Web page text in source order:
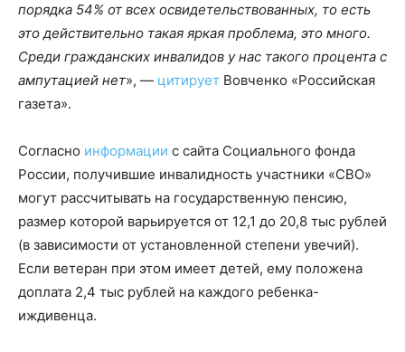
порядка 54% от всех освидетельствованных, то есть
это действительно такая яркая проблема, это много.
Среди гражданских инвалидов у нас такого процента с
ампутацией нет», — цитирует Вовченко «Российская
газета».
Согласно информации с сайта Социального фонда
России, получившие инвалидность участники «СВО»
могут рассчитывать на государственную пенсию,
размер которой варьируется от 12,1 до 20,8 тыс рублей
(в зависимости от установленной степени увечий).
Если ветеран при этом имеет детей, ему положена
доплата 2,4 тыс рублей на каждого ребенка-
иждивенца.